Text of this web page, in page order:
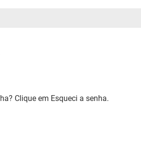
Clique em Esqueci a senha.